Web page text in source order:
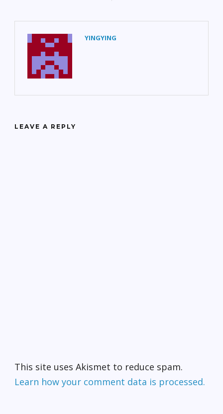
YINGYING
LEAVE A REPLY
This site uses Akismet to reduce spam.
Learn how your comment data is processed.